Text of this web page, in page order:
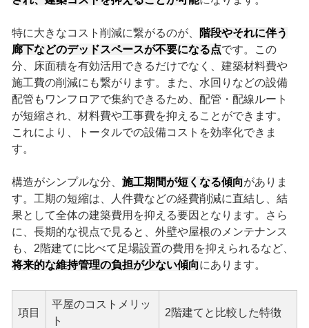
特に大きなコスト削減に繋がるのが、
階段やそれに伴う
廊下などのデッドスペースが不要になる点です。この
分、床面積を有効活用できるだけでなく、建築材料費や
施工費の削減にも繋がります。また、水回りなどの設備
配管もワンフロアで集約できるため、配管・配線ルート
が短縮され、材料費や工事費を抑えることができます。
これにより、トータルでの設備コストを効率化できま
す。
構造がシンプルな分、 施工期間が短くなる傾向がありま
す。工期の短縮は、人件費などの経費削減に直結し、結
果として全体の建築費用を抑える要因となります。さら
に、長期的な視点で見ると、外壁や屋根のメンテナンス
も、2階建てに比べて足場設置の費用を抑えられるなど、
将来的な維持管理の負担が少ない傾向にあります。
項目
平屋のコストメリッ
ト
2階建てと比較した特徴